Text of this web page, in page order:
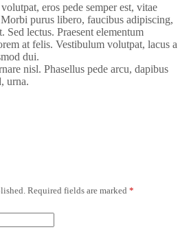
eros pede semper est, vitae
purus libero, faucibus adipiscing,
lectus. Praesent elementum
at felis. Vestibulum volutpat, lacus a
dui.
nisl. Phasellus pede arcu, dapibus
urna.
Required fields are marked *